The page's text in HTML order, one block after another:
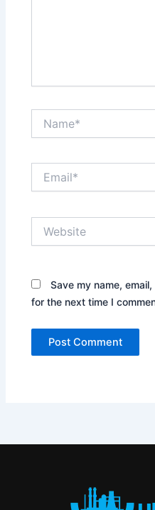
Save my name,
for the next time I